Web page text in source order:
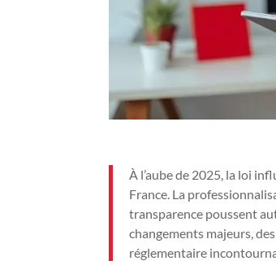
À l’aube de 2025, la loi
France. La
transparence poussent
changements majeurs,
réglementaire